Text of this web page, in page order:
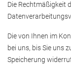
Die Rechtmäßigkeit
Die von Ihnen im
bei uns, bis Sie uns
Speicherung